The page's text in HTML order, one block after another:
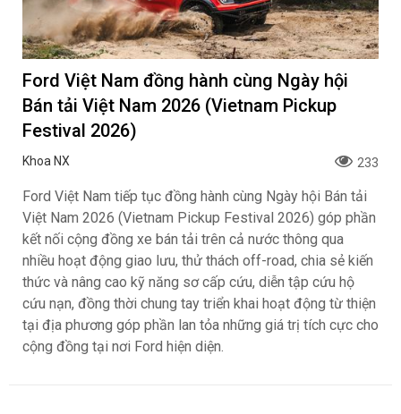
Ford Việt Nam đồng hành cùng Ngày hội
Bán tải Việt Nam 2026 (Vietnam Pickup
Festival 2026)
Khoa NX 233
Ford Việt Nam tiếp tục đồng hành cùng Ngày hội Bán tải
Việt Nam 2026 (Vietnam Pickup Festival 2026) góp phần
kết nối cộng đồng xe bán tải trên cả nước thông qua
nhiều hoạt động giao lưu, thử thách off-road, chia sẻ kiến
thức và nâng cao kỹ năng sơ cấp cứu, diễn tập cứu hộ
cứu nạn, đồng thời chung tay triển khai hoạt động từ thiện
tại địa phương góp phần lan tỏa những giá trị tích cực cho
cộng đồng tại nơi Ford hiện diện.